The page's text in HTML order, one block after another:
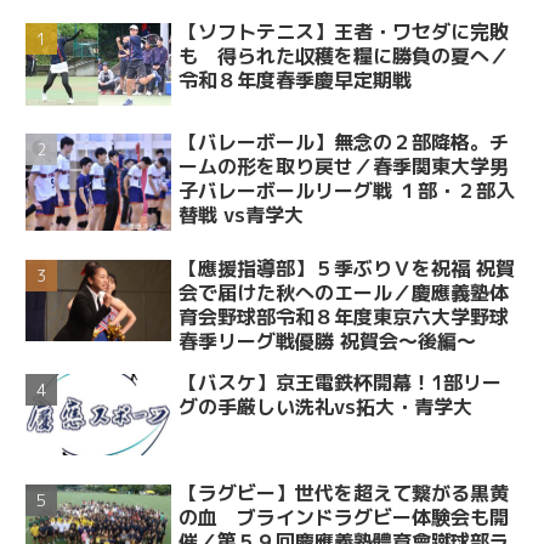
【ソフトテニス】王者・ワセダに完敗
も 得られた収穫を糧に勝負の夏へ／
令和８年度春季慶早定期戦
【バレーボール】無念の２部降格。チ
ームの形を取り戻せ／春季関東大学男
子バレーボールリーグ戦 １部・２部入
替戦 vs青学大
【應援指導部】５季ぶりＶを祝福 祝賀
会で届けた秋へのエール／慶應義塾体
育会野球部令和８年度東京六大学野球
春季リーグ戦優勝 祝賀会～後編～
【バスケ】京王電鉄杯開幕！1部リー
グの手厳しい洗礼vs拓大・青学大
【ラグビー】世代を超えて繋がる黒黄
の血 ブラインドラグビー体験会も開